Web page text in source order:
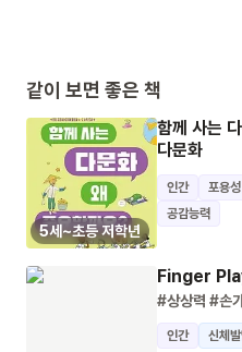
같이 보면 좋은 책
5세~초등 저학년
함께 사는 다문
다문화
인간 포용성
공감능력
Finger
#상상력 #손
인간 신체